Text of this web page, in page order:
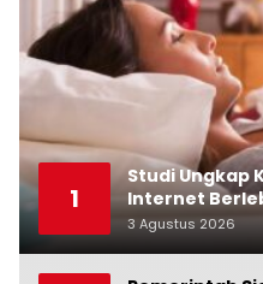
1
Studi Ungkap
Internet
Suasana Hati
3 Agustus 2026